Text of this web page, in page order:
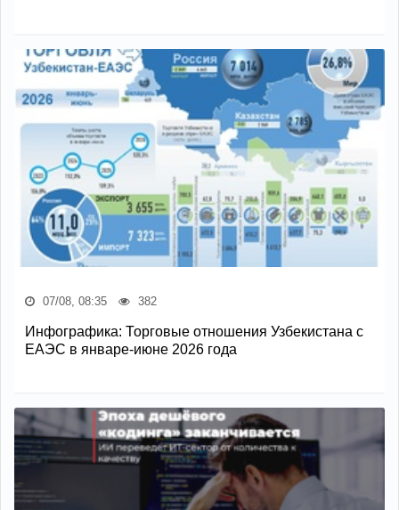
07/08, 08:35 382
Инфографика: Торговые отношения Узбекистана с
ЕАЭС в январе-июне 2026 года